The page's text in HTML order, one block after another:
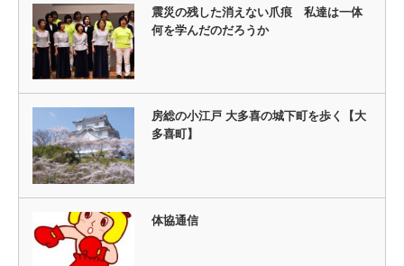
震災の残した消えない爪痕 私達は一体
何を学んだのだろうか
房総の小江戸 大多喜の城下町を歩く【大
多喜町】
体協通信